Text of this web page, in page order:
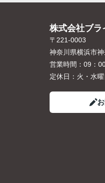
株式会社ブラ
〒221-0003
神奈川県横浜市
営業時間： 09：
定休日： 火・水